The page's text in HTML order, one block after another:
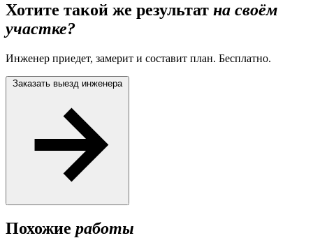
Хотите такой же результат на своём
участке?
Инженер приедет, замерит и составит план. Бесплатно.
Заказать выезд инженера
Похожие работы